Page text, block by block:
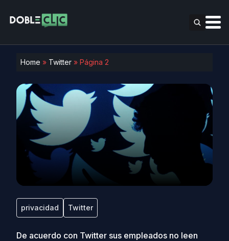
Home » Twitter » Página 2
privacidad Twitter
De acuerdo con Twitter sus empleados no leen